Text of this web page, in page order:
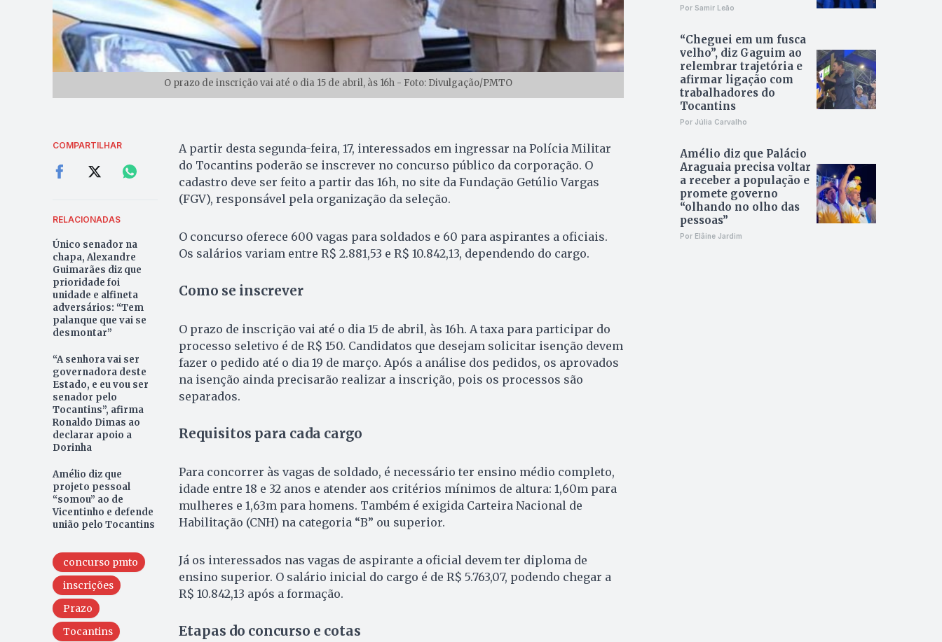
O prazo de inscrição vai até o dia 15 de abril, às 16h - Foto: Divulgação/PMTO
COMPARTILHAR
RELACIONADAS
Único senador na
chapa, Alexandre
Guimarães diz que
prioridade foi
unidade e alfineta
adversários: “Tem
palanque que vai se
desmontar”
“A senhora vai ser
governadora deste
Estado, e eu vou ser
senador pelo
Tocantins”, afirma
Ronaldo Dimas ao
declarar apoio a
Dorinha
Amélio diz que
projeto pessoal
“somou” ao de
Vicentinho e defende
união pelo Tocantins
concurso pmto
inscrições
Prazo
Tocantins
A partir desta segunda-feira, 17, interessados em ingressar na Polícia Militar
do Tocantins poderão se inscrever no concurso público da corporação. O
cadastro deve ser feito a partir das 16h, no site da Fundação Getúlio Vargas
(FGV), responsável pela organização da seleção.
O concurso oferece 600 vagas para soldados e 60 para aspirantes a oficiais.
Os salários variam entre R$ 2.881,53 e R$ 10.842,13, dependendo do cargo.
Como se inscrever
O prazo de inscrição vai até o dia 15 de abril, às 16h. A taxa para participar do
processo seletivo é de R$ 150. Candidatos que desejam solicitar isenção devem
fazer o pedido até o dia 19 de março. Após a análise dos pedidos, os aprovados
na isenção ainda precisarão realizar a inscrição, pois os processos são
separados.
Requisitos para cada cargo
Para concorrer às vagas de soldado, é necessário ter ensino médio completo,
idade entre 18 e 32 anos e atender aos critérios mínimos de altura: 1,60m para
mulheres e 1,63m para homens. Também é exigida Carteira Nacional de
Habilitação (CNH) na categoria “B” ou superior.
Já os interessados nas vagas de aspirante a oficial devem ter diploma de
ensino superior. O salário inicial do cargo é de R$ 5.763,07, podendo chegar a
R$ 10.842,13 após a formação.
Etapas do concurso e cotas
Por Samir Leão
“Cheguei em um fusca
velho”, diz Gaguim ao
relembrar trajetória e
afirmar ligação com
trabalhadores do
Tocantins
Por Júlia Carvalho
Amélio diz que Palácio
Araguaia precisa voltar
a receber a população e
promete governo
“olhando no olho das
pessoas”
Por Elâine Jardim